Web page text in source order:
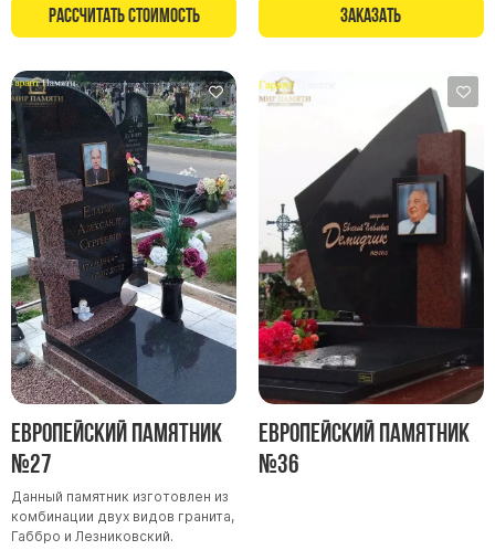
Памятники из гранита Лезниковский
Памятники из гранита Масловский
Памятники из гранита Токовский
Памятники из гранита Капустинский
Арочные памятники
Памятники Крест
Памятники военным
Часовни из белого мрамора и гранита
Скульптуры, барельефы и бюсты из бронзы
Колумбарий
Недорогие памятники
Памятники с фотокерамикой
Памятники животным
Памятники младенцу
Памятники двойные
Рассчитать стоимость Заказать
Европейский памятник
№27
Данный памятник изготовлен из
комбинации двух видов гранита,
Габбро и Лезниковский.
Европейский памятник
№36